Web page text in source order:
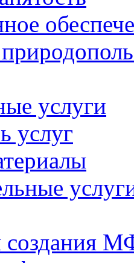
услуги
услуг
создания